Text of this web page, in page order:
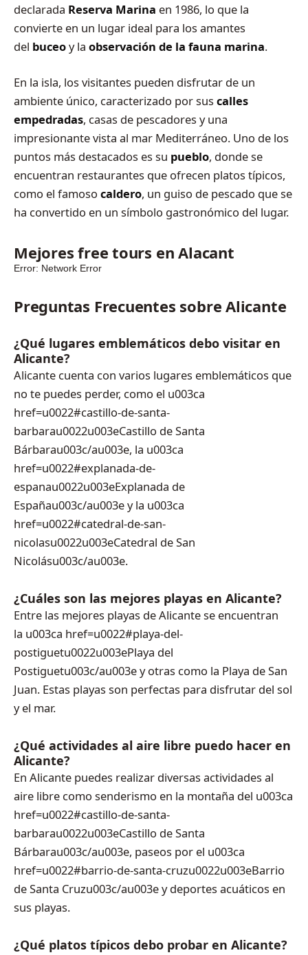
declarada Reserva Marina en 1986, lo que la
convierte en un lugar ideal para los amantes
del buceoy la observación de la fauna marina.
En la isla, los visitantes pueden disfrutar de un
ambiente único, caracterizado por suscalles
empedradas, casas de pescadores y una
impresionante vista al mar Mediterráneo. Uno de los
puntos más destacados es su pueblo, donde se
encuentran restaurantes que ofrecen platos típicos,
como el famoso caldero, un guiso de pescado que se
ha convertido en un símbolo gastronómico del lugar.
Mejores free tours en Alacant
Preguntas Frecuentes sobre Alicante
¿Qué lugares emblemáticos debo visitar en
Alicante?
Alicante cuenta con varios lugares emblemáticos que
no te puedes perder, como el u003ca
href=u0022#castillo-de-santa-
barbarau0022u003eCastillo de Santa
Bárbarau003c/au003e, la u003ca
href=u0022#explanada-de-
espanau0022u003eExplanada de
Españau003c/au003e y la u003ca
href=u0022#catedral-de-san-
nicolasu0022u003eCatedral de San
Nicolásu003c/au003e.
¿Cuáles son las mejores playas en Alicante?
Entre las mejores playas de Alicante se encuentran
la u003ca href=u0022#playa-del-
postiguetu0022u003ePlaya del
Postiguetu003c/au003e y otras como la Playa de San
Juan. Estas playas son perfectas para disfrutar del sol
y el mar.
¿Qué actividades al aire libre puedo hacer en
Alicante?
En Alicante puedes realizar diversas actividades al
aire libre como senderismo en la montaña del u003ca
href=u0022#castillo-de-santa-
barbarau0022u003eCastillo de Santa
Bárbarau003c/au003e, paseos por el u003ca
href=u0022#barrio-de-santa-cruzu0022u003eBarrio
de Santa Cruzu003c/au003e y deportes acuáticos en
sus playas.
¿Qué platos típicos debo probar en Alicante?